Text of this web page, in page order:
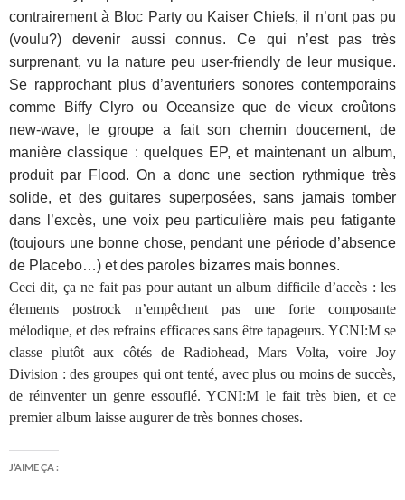
contrairement à Bloc Party ou Kaiser Chiefs, il n’ont pas pu
(voulu?) devenir aussi connus. Ce qui n’est pas très
surprenant, vu la nature peu user-friendly de leur musique.
Se rapprochant plus d’aventuriers sonores contemporains
comme Biffy Clyro ou Oceansize que de vieux croûtons
new-wave, le groupe a fait son chemin doucement, de
manière classique : quelques EP, et maintenant un album,
produit par Flood. On a donc une section rythmique très
solide, et des guitares superposées, sans jamais tomber
dans l’excès, une voix peu particulière mais peu fatigante
(toujours une bonne chose, pendant une période d’absence
de Placebo…) et des paroles bizarres mais bonnes.
Ceci dit, ça ne fait pas pour autant un album difficile d’accès : les
élements postrock n’empêchent pas une forte composante
mélodique, et des refrains efficaces sans être tapageurs. YCNI:M se
classe plutôt aux côtés de Radiohead, Mars Volta, voire Joy
Division : des groupes qui ont tenté, avec plus ou moins de succès,
de réinventer un genre essouflé. YCNI:M le fait très bien, et ce
premier album laisse augurer de très bonnes choses.
J’AIME ÇA :